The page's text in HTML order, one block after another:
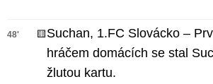
48' 🟨Suchan, 1.FC Slovácko –
hráčem domácích se stal
žlutou kartu.